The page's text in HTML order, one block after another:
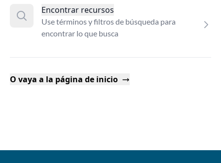
Encontrar recursos
Use términos y filtros de búsqueda para
encontrar lo que busca
O vaya a la página de inicio